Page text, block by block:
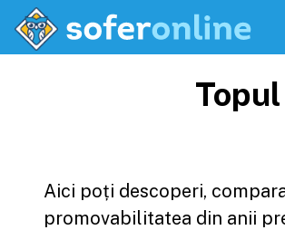
Aici poți descoperi,
promovabilitatea din anii